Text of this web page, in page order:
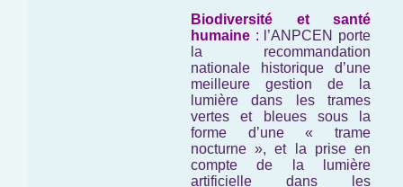
Biodiversité et santé
humaine : l’ANPCEN porte
la recommandation
nationale historique d’une
meilleure gestion de la
lumière dans les trames
vertes et bleues sous la
forme d’une « trame
nocturne », et la prise en
compte de la lumière
artificielle dans les